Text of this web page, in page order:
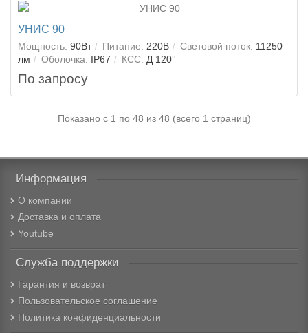
УНИС 90
Мощность: 90Вт Питание: 220В Световой поток: 11250
лм
Оболочка: IP67 КСС: Д 120°
По запросу
Показано с 1 по 48 из 48 (всего 1 страниц)
Информация
О компании
Доставка и оплата
Youtube
Служба поддержки
Гарантия и возврат
Пользовательское соглашение
Политика конфиденциальности